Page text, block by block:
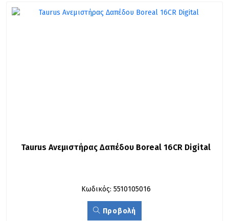
Taurus Ανεμιστήρας Δαπέδου Boreal 16CR Digital
Κωδικός: 5510105016
Προβολή